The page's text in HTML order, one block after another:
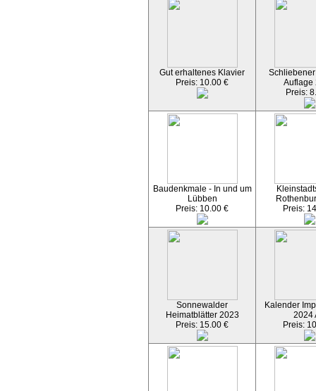
Gut erhaltenes Klavier
Preis: 10.00 €
Auflage
Preis:
Baudenkmale - In und um
Lübben
Preis: 10.00 €
Preis:
Sonnewalder
Heimatblätter 2023
Preis: 15.00 €
Kalender
2024
Preis: